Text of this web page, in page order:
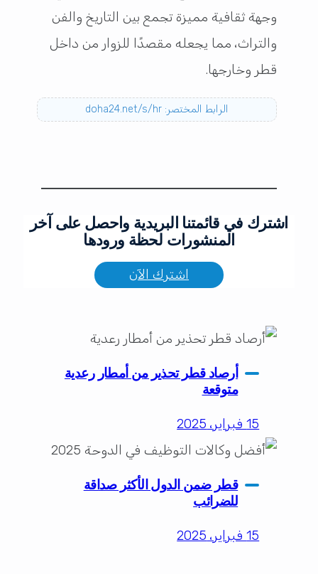
وجهة ثقافية مميزة تجمع بين التاريخ والفن
والتراث، مما يجعله مقصدًا للزوار من داخل
قطر وخارجها.
الرابط المختصر: doha24.net/s/hr
اشترك في قائمتنا البريدية واحصل على آخر
المنشورات لحظة ورودها
اشترك الآن
أرصاد قطر تحذير من أمطار رعدية
متوقعة
15 فبراير، 2025
قطر ضمن الدول الأكثر صداقة
للضرائب
15 فبراير، 2025